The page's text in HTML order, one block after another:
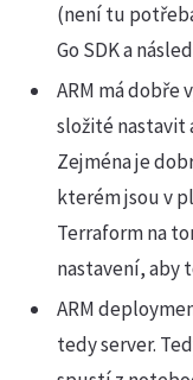
(není tu
Go SDK a
ARM má dobře
složité nastavit
Zejména je
kterém jsou v
Terraform na
nastavení, aby
ARM
tedy server.